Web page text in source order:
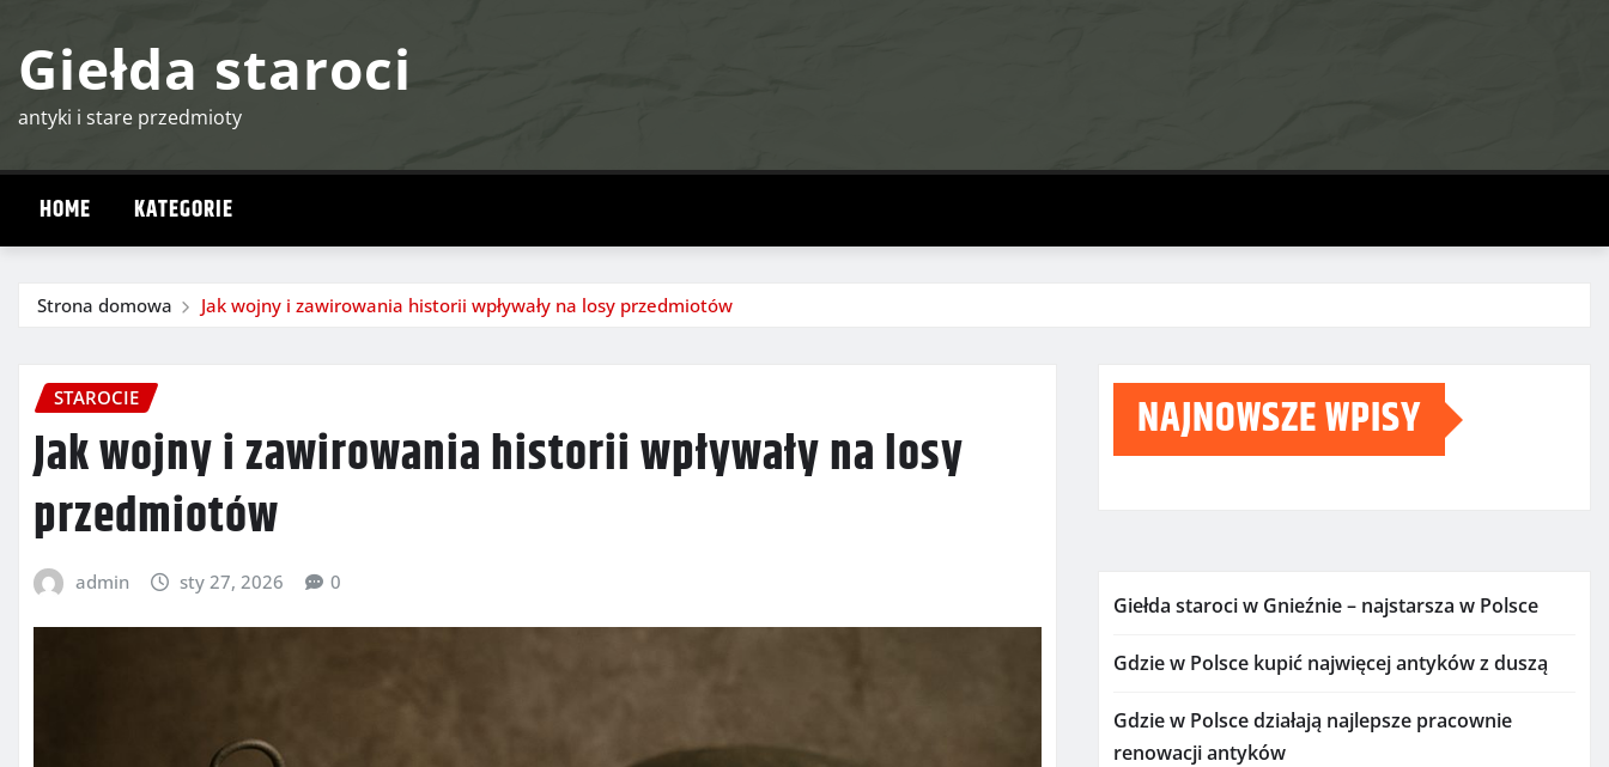
treściGiełda staroci
antyki i stare przedmioty
HOME KATEGORIE
Strona domowa Jak wojny i zawirowania historii wpływały na losy przedmiotów
STAROCIE
Jak wojny i zawirowania historii wpływały na losy
przedmiotów
admin sty 27, 2026 0
NAJNOWSZE WPISY
Giełda staroci w Gnieźnie – najstarsza w Polsce
Gdzie w Polsce kupić najwięcej antyków z duszą
Gdzie w Polsce działają najlepsze pracownie
renowacji antyków